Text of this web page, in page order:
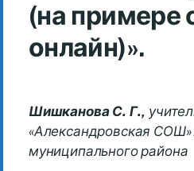
(на примере
онлайн)».
Шишканова С. Г.,
«Александровская
муниципального района